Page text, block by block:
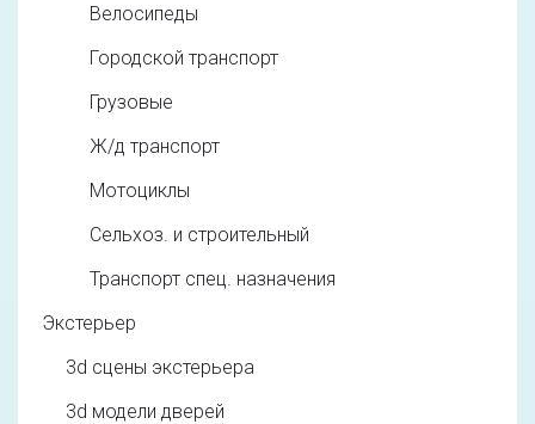
Велосипеды
Городской транспорт
Грузовые
Ж/д транспорт
Мотоциклы
Сельхоз. и строительный
Транспорт спец. назначения
Экстерьер
3d cцены экстерьера
3d модели дверей